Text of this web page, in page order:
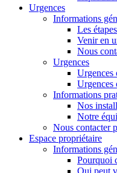
Urgences
Informations
Les
Venir en
Nous
Urgences
Urgences
Urgences
Informations
Nos
Notre
Nous contacter
Espace propriétaire
Informations
Pourquoi
Qui peut